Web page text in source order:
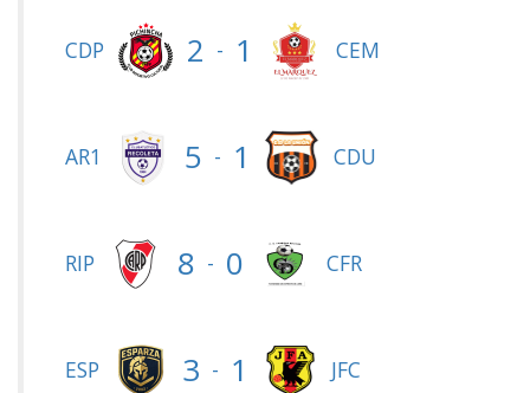
CDP 2 - 1 CEM
AR1 5 - 1 CDU
RIP 8 - 0 CFR
ESP 3 - 1 JFC